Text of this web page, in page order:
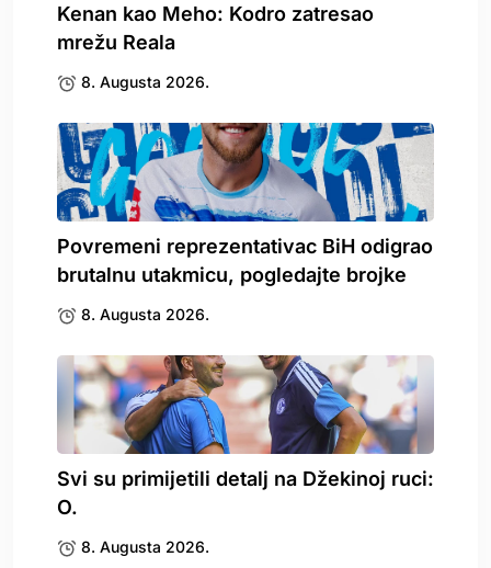
Kenan kao Meho: Kodro zatresao
mrežu Reala
8. Augusta 2026.
Povremeni reprezentativac BiH odigrao
brutalnu utakmicu, pogledajte brojke
8. Augusta 2026.
Svi su primijetili detalj na Džekinoj ruci:
O.
8. Augusta 2026.